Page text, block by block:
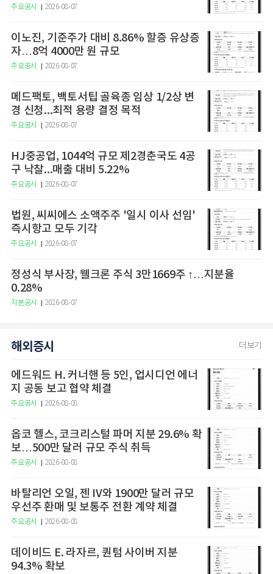
주요공시 2026-08-07
이노진, 기준주가 대비 8.86% 할증 유상증
자…8억 4000만 원 규모
주요공시 2026-08-07
메드팩토, 백토서팁 골육종 임상 1/2상 변
경 신청...최적 용량 결정 목적
주요공시 2026-08-07
HJ중공업, 1044억 규모 제2경춘국도 4공
구 낙찰...매출 대비 5.22%
주요공시 2026-08-07
법원, 씨씨에스 소액주주 '일시 이사 선임'
즉시항고 모두 기각
주요공시 2026-08-07
정성식 부사장, 웰크론 주식 3만1669주 ↑…지분율
0.28%
지분공시 2026-08-07
해외증시 더보기
에드워드 H. 커너핸 등 5인, 업시디언 에너
지 공동 보고 협약 체결
주요공시 2026-08-08
옵코 헬스, 코크리스털 파머 지분 29.6% 확
보…500만 달러 규모 주식 취득
주요공시 2026-08-08
바탈리언 오일, 젠 IV와 1900만 달러 규모
우선주 환매 및 보통주 전환 계약 체결
주요공시 2026-08-08
데이비드 E. 라자르, 퀀텀 사이버 지분
94.3% 확보